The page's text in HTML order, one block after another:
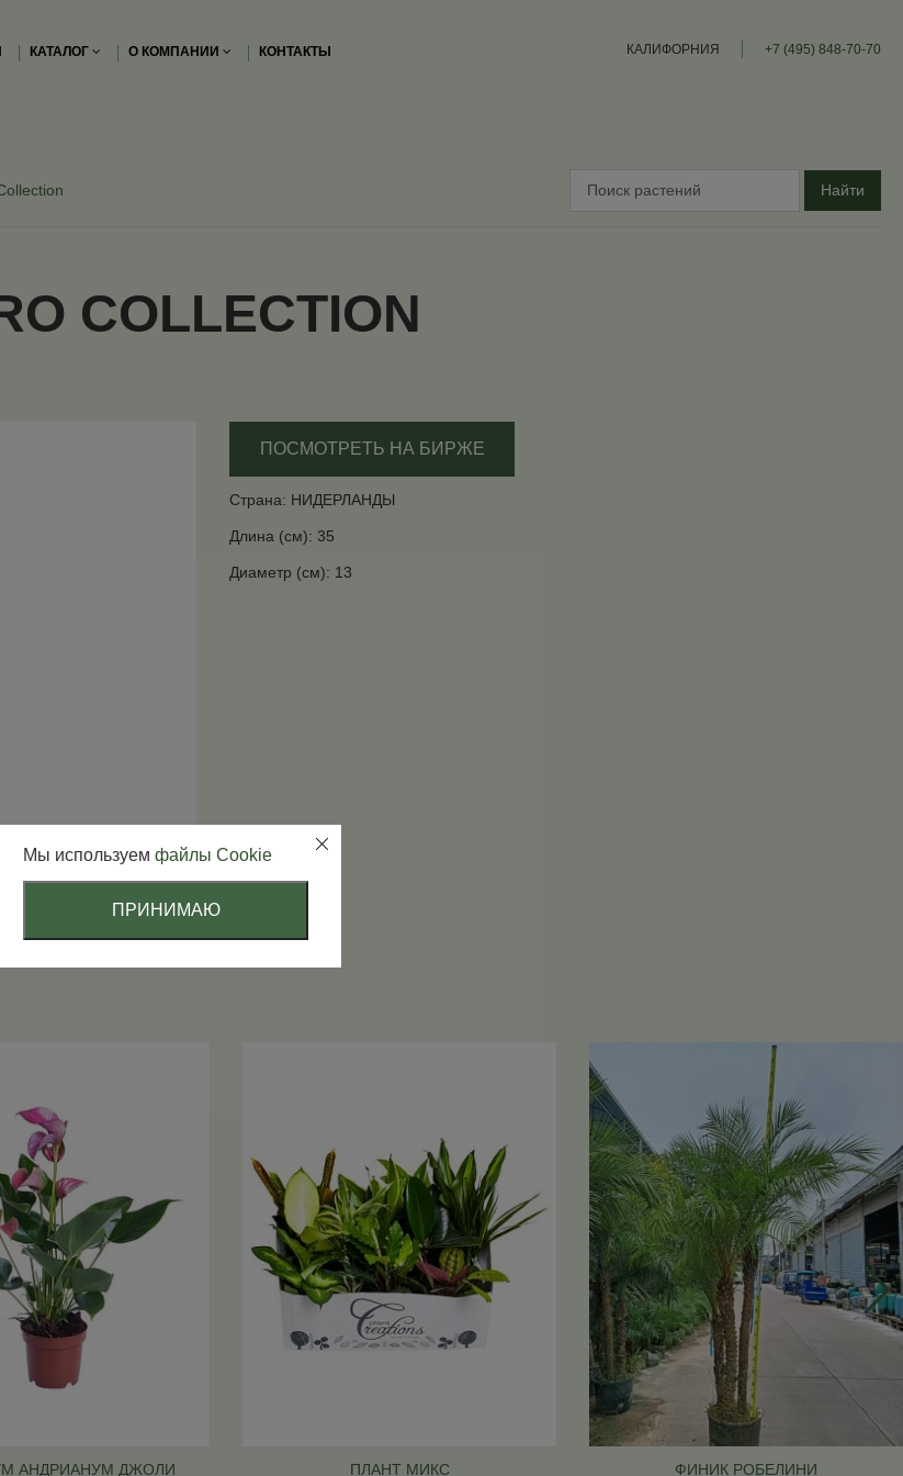
КАТАЛОГ О КОМПАНИИ КОНТАКТЫ КАЛИФОРНИЯ +7 (495) 848-70-70
Найти
COLLECTION
ПОСМОТРЕТЬ НА БИРЖЕ
Страна: НИДЕРЛАНДЫ
Длина (см): 35
Диаметр (см): 13
АНДРИАНУМ ДЖОЛИ ПЛАНТ МИКС ФИНИК РОБЕЛИНИ
Мы используем файлы Cookie
ПРИНИМАЮ